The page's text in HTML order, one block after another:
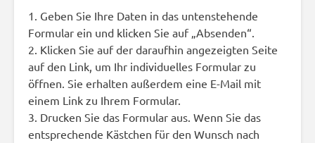
1. Geben Sie Ihre Daten in das untenstehende
Formular ein und klicken Sie auf „Absenden“.
2. Klicken Sie auf der daraufhin angezeigten Seite
auf den Link, um Ihr individuelles Formular zu
öffnen. Sie erhalten außerdem eine E-Mail mit
einem Link zu Ihrem Formular.
3. Drucken Sie das Formular aus. Wenn Sie das
entsprechende Kästchen für den Wunsch nach